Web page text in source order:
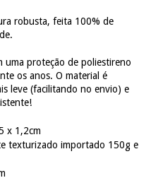
robusta, feita 100% de
uma proteção de poliestireno
os anos. O material é
leve (facilitando no envio) e
x 1,2cm
texturizado importado 150g e